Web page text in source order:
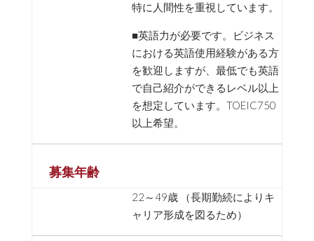
特に人間性を重視しています。
■英語力が必要です。ビジネス
における英語使用経験がある方
を歓迎しますが、最低でも英語
で自己紹介ができるレベル以上
を想定しています。TOEIC750
以上希望。
募集年齢
22～49歳 （長期勤続によりキ
ャリア形成を図るため）